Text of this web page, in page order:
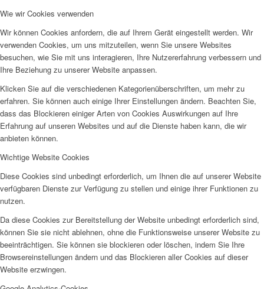
Organigramm
Betriebsrat
Projekte & Aktionen
Wie wir Cookies verwenden
Wir können Cookies anfordern, die auf Ihrem Gerät eingestellt werden. Wir
verwenden Cookies, um uns mitzuteilen, wenn Sie unsere Websites
besuchen, wie Sie mit uns interagieren, Ihre Nutzererfahrung verbessern und
Ihre Beziehung zu unserer Website anpassen.
Klicken Sie auf die verschiedenen Kategorienüberschriften, um mehr zu
erfahren. Sie können auch einige Ihrer Einstellungen ändern. Beachten Sie,
dass das Blockieren einiger Arten von Cookies Auswirkungen auf Ihre
Erfahrung auf unseren Websites und auf die Dienste haben kann, die wir
anbieten können.
Wichtige Website Cookies
Diese Cookies sind unbedingt erforderlich, um Ihnen die auf unserer Website
verfügbaren Dienste zur Verfügung zu stellen und einige ihrer Funktionen zu
nutzen.
Da diese Cookies zur Bereitstellung der Website unbedingt erforderlich sind,
können Sie sie nicht ablehnen, ohne die Funktionsweise unserer Website zu
beeinträchtigen. Sie können sie blockieren oder löschen, indem Sie Ihre
Browsereinstellungen ändern und das Blockieren aller Cookies auf dieser
Website erzwingen.